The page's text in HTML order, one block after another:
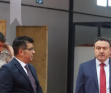
Erzurum
Eskişehir
Gaziantep
Giresun